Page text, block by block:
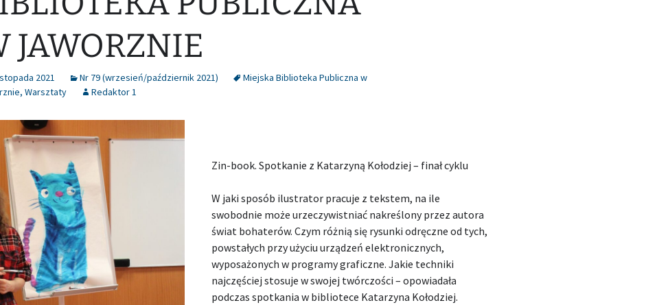
JAWORZNIE
2021 Nr 79 (wrzesień/październik 2021)
Miejska Biblioteka Publiczna w
, Warsztaty Redaktor 1
Zin-book. Spotkanie z Katarzyną Kołodziej – finał cyklu
W jaki sposób ilustrator pracuje z tekstem, na ile
swobodnie może urzeczywistniać nakreślony przez autora
świat bohaterów. Czym różnią się rysunki odręczne od tych,
powstałych przy użyciu urządzeń elektronicznych,
wyposażonych w programy graficzne. Jakie techniki
najczęściej stosuje w swojej twórczości – opowiadała
podczas spotkania w bibliotece Katarzyna Kołodziej.